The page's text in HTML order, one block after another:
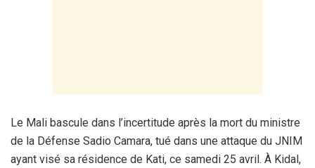
Le Mali bascule dans l’incertitude après la mort du ministre
de la Défense Sadio Camara, tué dans une attaque du JNIM
ayant visé sa résidence de Kati, ce samedi 25 avril. À Kidal,